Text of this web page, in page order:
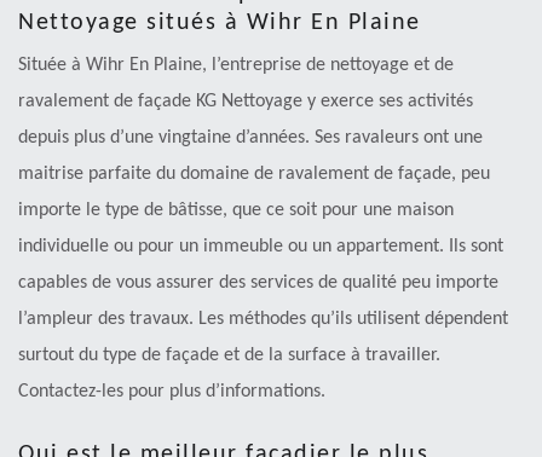
Nettoyage situés à Wihr En Plaine
Située à Wihr En Plaine, l’entreprise de nettoyage et de
ravalement de façade KG Nettoyage y exerce ses activités
depuis plus d’une vingtaine d’années. Ses ravaleurs ont une
maitrise parfaite du domaine de ravalement de façade, peu
importe le type de bâtisse, que ce soit pour une maison
individuelle ou pour un immeuble ou un appartement. Ils sont
capables de vous assurer des services de qualité peu importe
l’ampleur des travaux. Les méthodes qu’ils utilisent dépendent
surtout du type de façade et de la surface à travailler.
Contactez-les pour plus d’informations.